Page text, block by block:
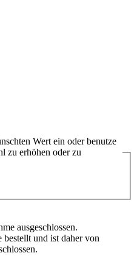
Wert ein oder benutze
zu erhöhen oder zu
ausgeschlossen.
und ist daher von